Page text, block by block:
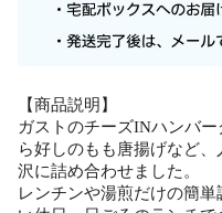
【商品説明】
ガストのチーズINハンバ
ら好しのもも唐揚げなど
沢に詰め合わせました。
レンチンや湯煎だけの簡